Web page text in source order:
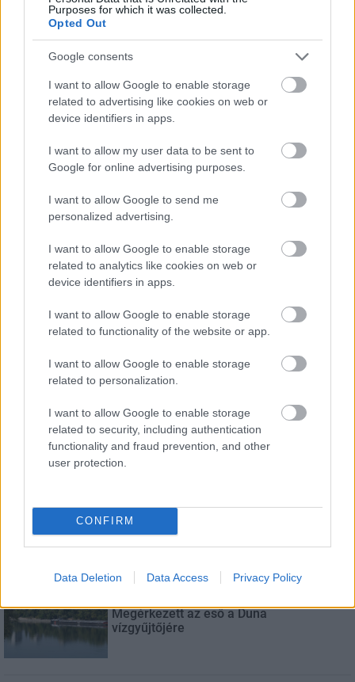
Purposes for which it was collected.
Opted Out
Google consents
I want to allow Google to enable storage
related to advertising like cookies on web or
device identifiers in apps.
I want to allow my user data to be sent to
Google for online advertising purposes.
I want to allow Google to send me
personalized advertising.
I want to allow Google to enable storage
related to analytics like cookies on web or
device identifiers in apps.
I want to allow Google to enable storage
related to functionality of the website or app.
I want to allow Google to enable storage
related to personalization.
I want to allow Google to enable storage
related to security, including authentication
functionality and fraud prevention, and other
user protection.
CONFIRM
Data Deletion Data Access Privacy Policy
mert nem fizetett be 82 millió forint adót a jövedelme után -
tájékoztatta az ügyészség kedden az MTI-t.
Álbróker ellen emeltek vádat Somogyban
szerint háromszázmillió forint kárt okozott - tájékoztatta a
Somogy Megyei Főügyészség az MTI-t pénteken.
HÍRLEVÉL
E-mail cím
Feliratkozom a hírlevélre és elfogadom az
szabályzatot!
LEGFRISSEBB
Megérkezett az eső a Duna
vízgyűjtőjére